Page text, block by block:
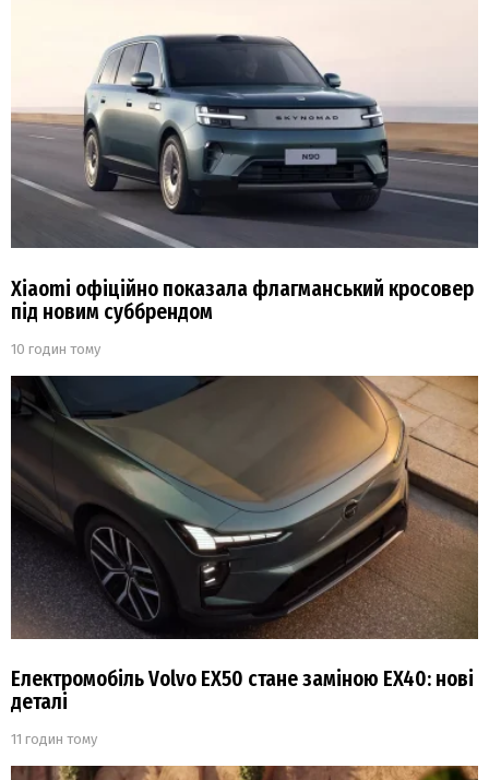
Xiaomi офіційно показала флагманський кросовер
під новим суббрендом
10 годин тому
Електромобіль Volvo EX50 стане заміною EX40: нові
деталі
11 годин тому